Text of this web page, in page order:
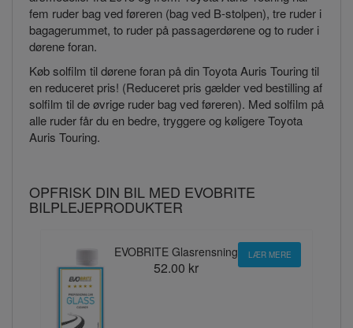
fem ruder bag ved føreren (bag ved B-stolpen), tre ruder i
bagagerummet, to ruder på passagerdørene og to ruder i
dørene foran.
Køb solfilm til dørene foran på din Toyota Auris Touring til
en reduceret pris! (Reduceret pris gælder ved bestilling af
solfilm til de øvrige ruder bag ved føreren). Med solfilm på
alle ruder får du en bedre, tryggere og køligere Toyota
Auris Touring.
OPFRISK DIN BIL MED EVOBRITE
BILPLEJEPRODUKTER
EVOBRITE Glasrensning
52.00 kr
LÆR MERE